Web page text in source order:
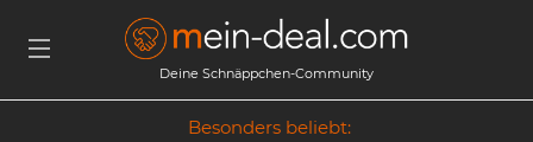
Deine Schnäppchen-Community
Besonders beliebt: